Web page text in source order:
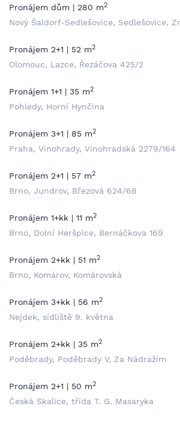
Pronájem dům | 280 m2
Nový Šaldorf-Sedlešovice, Sedlešovice,
Pronájem 2+1 | 52 m2
Olomouc, Lazce, Řezáčova 425/2
Pronájem 1+1 | 35 m2
Pohledy, Horní Hynčina
Pronájem 3+1 | 85 m2
Praha, Vinohrady, Vinohradská 2279/164
Pronájem 2+1 | 57 m2
Brno, Jundrov, Březová 624/68
Pronájem 1+kk | 11 m2
Brno, Dolní Heršpice, Bernáčkova 169
Pronájem 2+kk | 51 m2
Brno, Komárov, Komárovská
Pronájem 3+kk | 56 m2
Nejdek, sídliště 9. května
Pronájem 2+kk | 35 m2
Poděbrady, Poděbrady V, Za Nádražím
Pronájem 2+1 | 50 m2
Česká Skalice, třída T. G. Masaryka